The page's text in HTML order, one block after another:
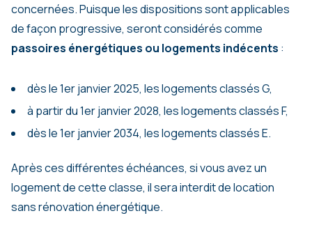
concernées. Puisque les dispositions sont applicables
de façon progressive, seront considérés comme
passoires énergétiques ou logements indécents :
dès le 1er janvier 2025, les logements classés G,
à partir du 1er janvier 2028, les logements classés F,
dès le 1er janvier 2034, les logements classés E.
Après ces différentes échéances, si vous avez un
logement de cette classe, il sera interdit de location
sans rénovation énergétique.